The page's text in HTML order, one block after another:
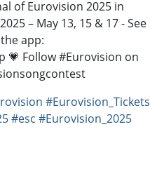
of Eurovision 2025 in
– May 13, 15 & 17 - See
app:
Follow #Eurovision on
#Eurovision_Tickets
#esc #Eurovision_2025